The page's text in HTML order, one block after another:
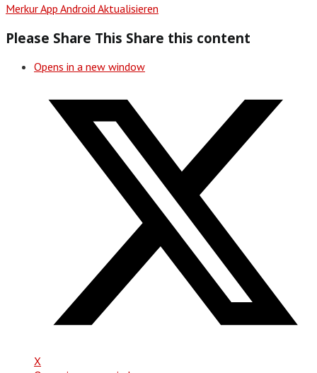
Merkur App Android Aktualisieren
Please Share This Share this content
Opens in a new window
X